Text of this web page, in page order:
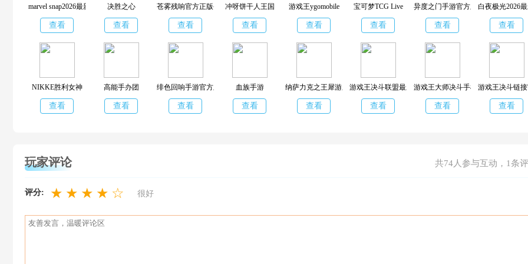
marvel snap2026最新版
查看
决胜之心
查看
苍雾残响官方正版手游
查看
冲呀饼干人王国
查看
游戏王ygomobile
查看
宝可梦TCG Live
查看
异度之门手游官方版
查看
白夜极光2026最
查看
NIKKE胜利女神
查看
高能手办团
查看
绯色回响手游官方版
查看
血族手游
查看
纳萨力克之王犀游版
查看
游戏王决斗联盟最新版
查看
游戏王大师决斗手机版
查看
游戏王决斗链接
查看
玩家评论 共74 人参与互动，1条
评分: ★ ★ ★ ★ ☆ 很好